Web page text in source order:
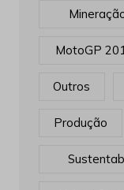
MotoGP
Outros
Produção